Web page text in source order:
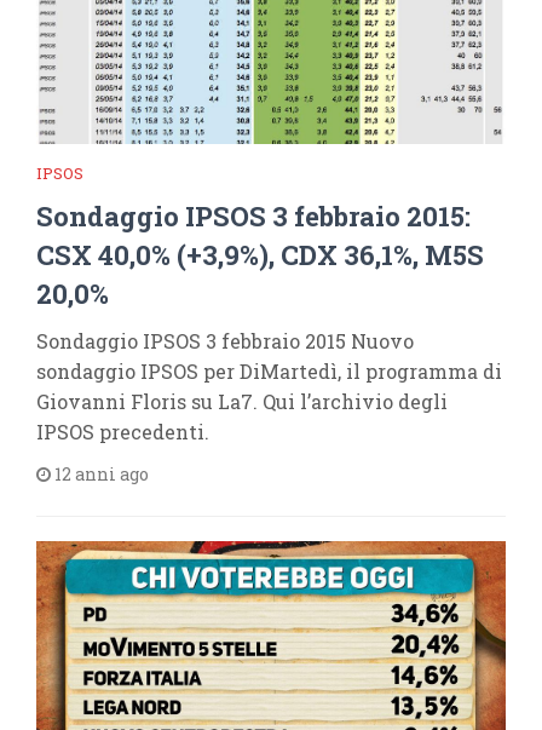
IPSOS
Sondaggio IPSOS 3 febbraio 2015:
CSX 40,0% (+3,9%), CDX 36,1%, M5S
20,0%
Sondaggio IPSOS 3 febbraio 2015 Nuovo
sondaggio IPSOS per DiMartedì, il programma di
Giovanni Floris su La7. Qui l’archivio degli
IPSOS precedenti.
12 anni ago